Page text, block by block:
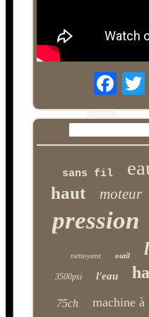
sans fil
haut moteur
pression
nettoyant outil
3500psi l'eau
75ch machine à